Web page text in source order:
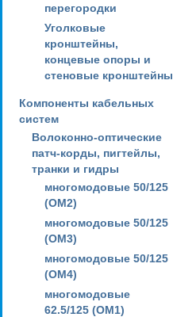
перегородки
Уголковые
кронштейны,
концевые опоры и
стеновые кронштейны
Компоненты кабельных
систем
Волоконно-оптические
патч-корды, пигтейлы,
транки и гидры
многомодовые 50/125
(OM2)
многомодовые 50/125
(OM3)
многомодовые 50/125
(OM4)
многомодовые
62.5/125 (OM1)